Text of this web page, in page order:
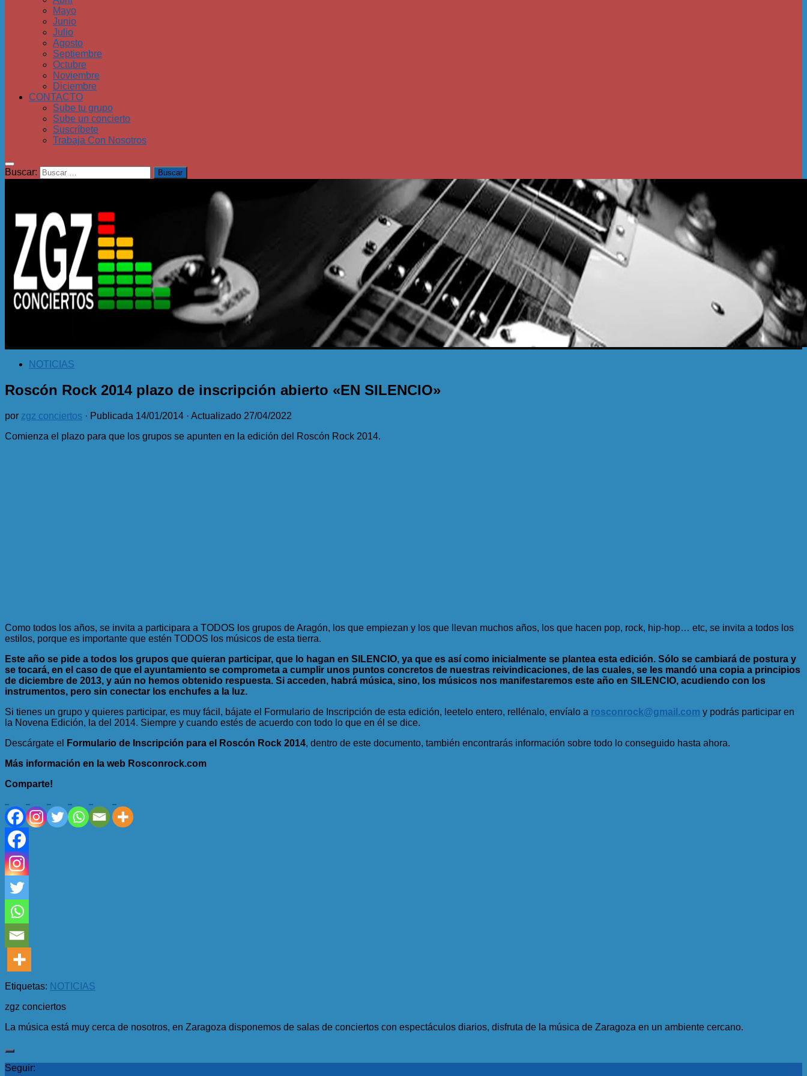
Mayo
Junio
Julio
Agosto
Septiembre
Octubre
Noviembre
Diciembre
CONTACTO
Sube tu grupo
Sube un concierto
Suscríbete
Trabaja Con Nosotros
Buscar:
NOTICIAS
Roscón Rock 2014 plazo de inscripción abierto «EN SILENCIO»
por zgz conciertos · Publicada 14/01/2014 · Actualizado 27/04/2022
Comienza el plazo para que los grupos se apunten en la edición del Roscón Rock 2014.
Como todos los años, se invita a participara a TODOS los grupos de Aragón, los que empiezan y los que llevan muchos años, los que hacen pop, rock, hip-hop… etc, se invita a todos los
estilos, porque es importante que estén TODOS los músicos de esta tierra.
Este año se pide a todos los grupos que quieran participar, que lo hagan en SILENCIO, ya que es así como inicialmente se plantea esta edición. Sólo se cambiará de postura y
se tocará, en el caso de que el ayuntamiento se comprometa a cumplir unos puntos concretos de nuestras reivindicaciones, de las cuales, se les mandó una copia a principios
de diciembre de 2013, y aún no hemos obtenido respuesta. Si acceden, habrá música, sino, los músicos nos manifestaremos este año en SILENCIO, acudiendo con los
instrumentos, pero sin conectar los enchufes a la luz.
Si tienes un grupo y quieres participar, es muy fácil, bájate el Formulario de Inscripción de esta edición, leetelo entero, rellénalo, envíalo a rosconrock@gmail.com y podrás participar en
la Novena Edición, la del 2014. Siempre y cuando estés de acuerdo con todo lo que en él se dice.
Descárgate el
Formulario de Inscripción para el Roscón Rock 2014, dentro de este documento, también encontrarás información sobre todo lo conseguido hasta ahora.
Más información en la web Rosconrock.com
Comparte!
Etiquetas: NOTICIAS
zgz conciertos
La música está muy cerca de nosotros, en Zaragoza disponemos de salas de conciertos con espectáculos diarios, disfruta de la música de Zaragoza en un ambiente cercano.
Seguir: